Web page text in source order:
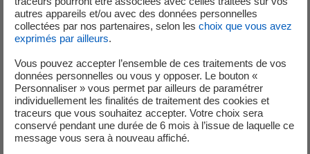
autres appareils et/ou avec des données personnelles
collectées par nos partenaires, selon les choix que vous avez
exprimés par ailleurs.
Vous pouvez accepter l’ensemble de ces traitements de vos
données personnelles ou vous y opposer. Le bouton «
Personnaliser » vous permet par ailleurs de paramétrer
individuellement les finalités de traitement des cookies et
traceurs que vous souhaitez accepter. Votre choix sera
conservé pendant une durée de 6 mois à l’issue de laquelle ce
message vous sera à nouveau affiché.